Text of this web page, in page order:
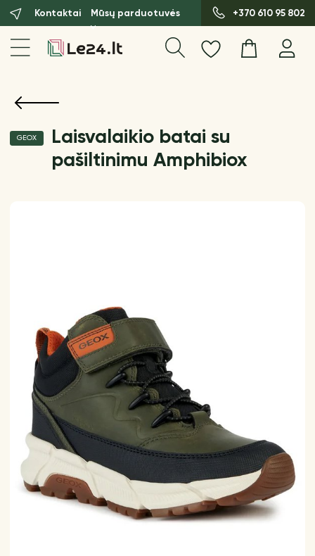
Kontaktai Mūsų parduotuvės +370 610 95 802
GEOX
Laisvalaikio batai su
pašiltinimu Amphibiox